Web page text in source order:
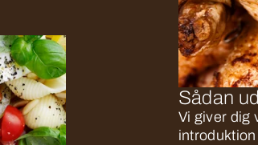
Sådan
Vi giver dig